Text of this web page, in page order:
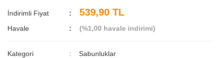
İndirimli Fiyat 539,90 TL
Havale (%1,00 havale indirimi)
Kategori
Sabunluklar